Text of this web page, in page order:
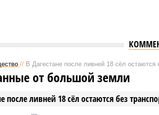
// В Дагестане после ливней 18 сёл остаются
после ливней 18 сёл остаются без
от большой земли